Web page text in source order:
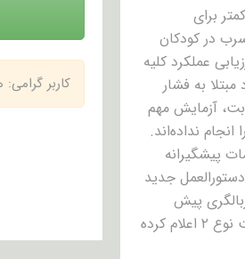
برای
در کودکان
عملکرد کلیه
مبتلا به فشار
آزمایش مهم
انجام نداده‌اند.
پیشگیرانه
جدید
پیش
دیابت و دیابت نوع ۲ اعلام کرده
کاربر